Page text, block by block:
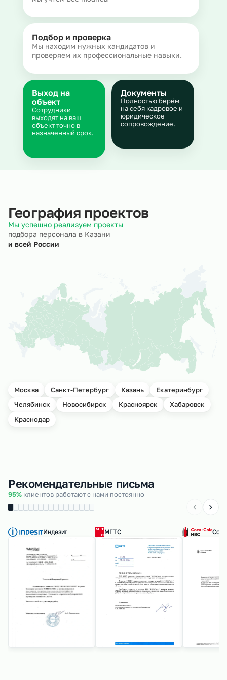
Подбор и проверка
Мы находим нужных кандидатов и
проверяем их профессиональные навыки.
Документы
Полностью берём
на себя кадровое и
юридическое
сопровождение.
Выход на
объект
Сотрудники
выходят на ваш
объект точно в
назначенный срок.
География проектов
Мы успешно реализуем проекты
подбора персонала в Казани
и всей России
Москва Санкт-Петербург Казань
Екатеринбург
Челябинск
Новосибирск Красноярск
Хабаровск
Краснодар
Рекомендательные письма
95% клиентов работают с нами постоянно
Индезит МГТС